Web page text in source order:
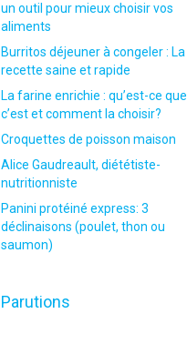
un outil pour mieux choisir vos
aliments
Burritos déjeuner à congeler : La
recette saine et rapide
La farine enrichie : qu’est-ce que
c’est et comment la choisir?
Croquettes de poisson maison
Alice Gaudreault, diététiste-
nutritionniste
Panini protéiné express: 3
déclinaisons (poulet, thon ou
saumon)
Parutions